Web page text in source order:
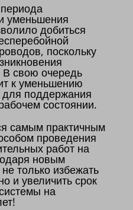
уменьшения
добиться
поскольку
В свою очередь
к уменьшению
для поддержания
состоянии.
самым практичным
проведения
работ на
новым
только избежать
и увеличить срок
на